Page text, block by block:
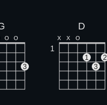
O O
3
D
X X O
1
1
2
3